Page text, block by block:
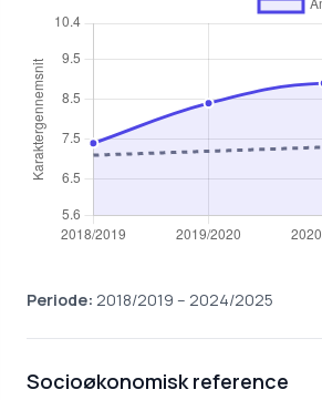
Periode: 2018/2019 – 2024/2025
Socioøkonomisk reference